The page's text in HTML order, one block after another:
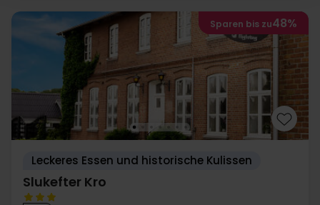
Sparen bis zu48%
Leckeres Essen und historische Kulissen
Slukefter Kro